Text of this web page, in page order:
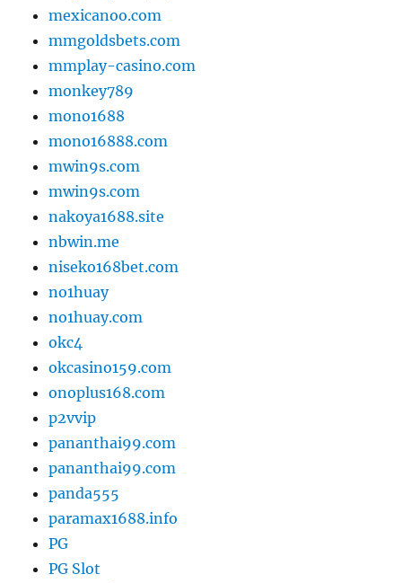
mexicanoo.com
mmgoldsbets.com
mmplay-casino.com
monkey789
mono1688
mono16888.com
mwin9s.com
mwin9s.com
nakoya1688.site
nbwin.me
niseko168bet.com
no1huay
no1huay.com
okc4
okcasino159.com
onoplus168.com
p2vvip
pananthai99.com
pananthai99.com
panda555
paramax1688.info
PG
PG Slot